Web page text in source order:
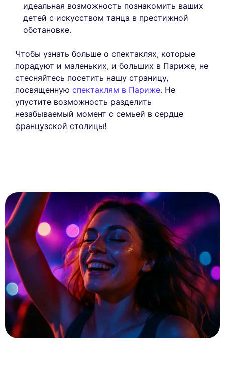
идеальная возможность познакомить ваших
детей с искусством танца в престижной
обстановке.
Чтобы узнать больше о спектаклях, которые
порадуют и маленьких, и больших в Париже, не
стесняйтесь посетить нашу страницу,
посвященную спектаклям в Париже. Не
упустите возможность разделить
незабываемый момент с семьей в сердце
французской столицы!